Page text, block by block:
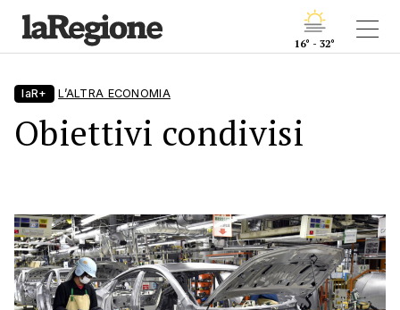
16° - 32°
laR+ L’ALTRA ECONOMIA
Obiettivi condivisi